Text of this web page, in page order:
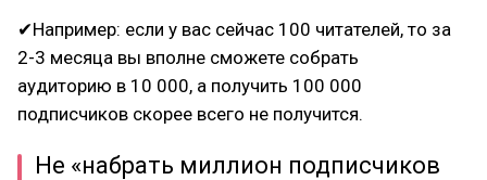
✔Например: если у вас сейчас 100 читателей, то за
2-3 месяца вы вполне сможете собрать
аудиторию в 10 000, а получить 100 000
подписчиков скорее всего не получится.
Не «набрать миллион подписчиков